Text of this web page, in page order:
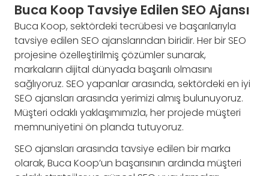
Buca Koop Tavsiye Edilen SEO Ajansı
Buca Koop, sektördeki tecrübesi ve başarılarıyla
tavsiye edilen SEO ajanslarından biridir. Her bir SEO
projesine özelleştirilmiş çözümler sunarak,
markaların dijital dünyada başarılı olmasını
sağlıyoruz. SEO yapanlar arasında, sektördeki en iyi
SEO ajansları arasında yerimizi almış bulunuyoruz.
Müşteri odaklı yaklaşımımızla, her projede müşteri
memnuniyetini ön planda tutuyoruz.
SEO ajansları arasında tavsiye edilen bir marka
olarak, Buca Koop’un başarısının ardında müşteri